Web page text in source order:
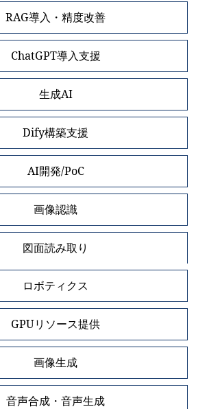
RAG導入・精度改善
ChatGPT導入支援
生成AI
Dify構築支援
AI開発/PoC
画像認識
図面読み取り
ロボティクス
GPUリソース提供
画像生成
音声合成・音声生成